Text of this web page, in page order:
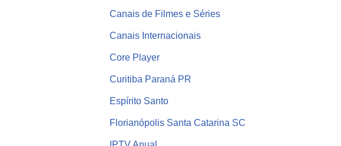
Canais de Filmes e Séries
Canais Internacionais
Core Player
Curitiba Paraná PR
Espírito Santo
Florianópolis Santa Catarina SC